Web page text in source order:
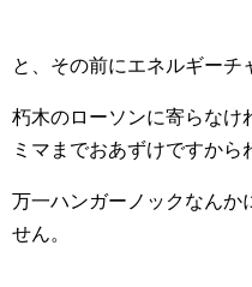
と、その前にエネルギーチ
朽木のローソンに寄らなけ
ミマまでおあずけですから
万一ハンガーノックなんか
せん。